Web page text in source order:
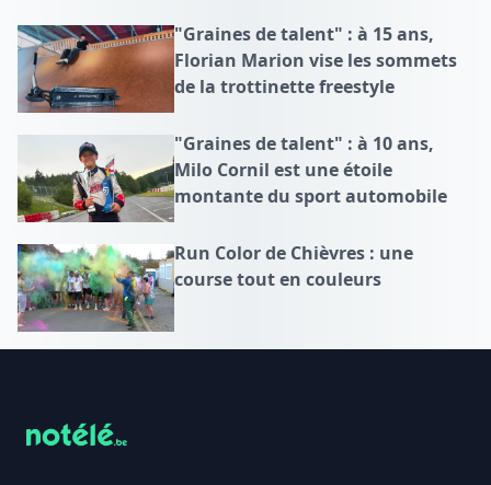
"Graines de talent" : à 15 ans,
Florian Marion vise les sommets
de la trottinette freestyle
"Graines de talent" : à 10 ans,
Milo Cornil est une étoile
montante du sport automobile
Run Color de Chièvres : une
course tout en couleurs